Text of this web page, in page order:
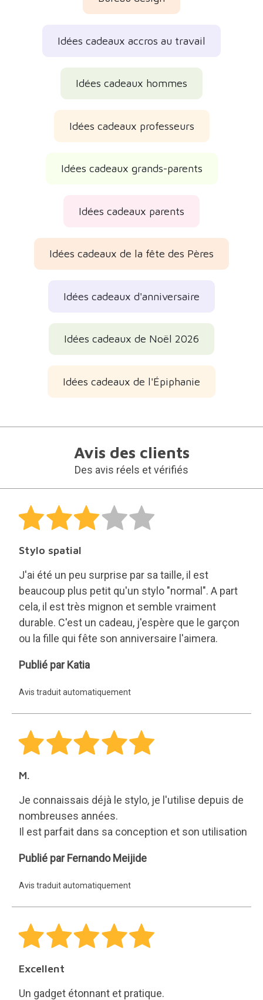
Idées cadeaux accros au travail
Idées cadeaux hommes
Idées cadeaux professeurs
Idées cadeaux grands-parents
Idées cadeaux parents
Idées cadeaux de la fête des Pères
Idées cadeaux d'anniversaire
Idées cadeaux de Noël 2026
Idées cadeaux de l'Épiphanie
Avis des clients
Des avis réels et vérifiés
Stylo spatial
J'ai été un peu surprise par sa taille, il est
beaucoup plus petit qu'un stylo "normal". A part
cela, il est très mignon et semble vraiment
durable. C'est un cadeau, j'espère que le garçon
ou la fille qui fête son anniversaire l'aimera.
Katia
Publié par Katia
Avis traduit automatiquement
M.
Je connaissais déjà le stylo, je l'utilise depuis de
nombreuses années.
Il est parfait dans sa conception et son utilisation
Fernando
Publié par Fernando Meijide
Avis traduit automatiquement
Excellent
Un gadget étonnant et pratique.